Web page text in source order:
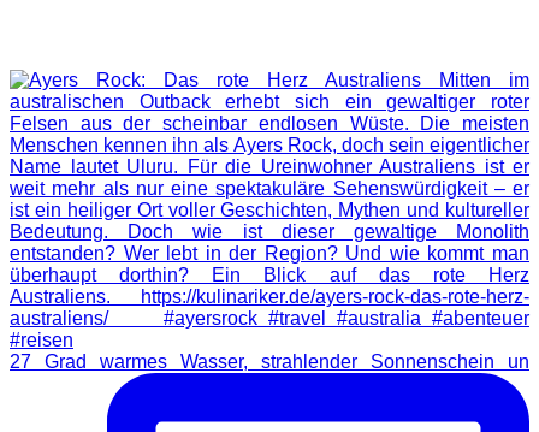
27 Grad warmes Wasser, strahlender Sonnenschein un